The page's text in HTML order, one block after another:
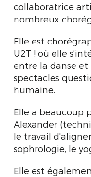
collaboratrice
nombreux
Elle est
U2T ! où elle
entre la danse et
spectacles
humaine.
Elle a beaucoup
Alexander
le travail
sophrologie, le
Elle est